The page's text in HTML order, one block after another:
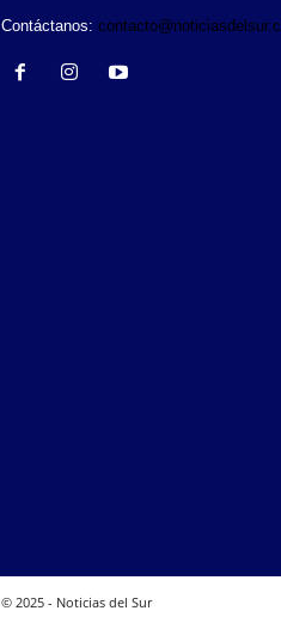
Contáctanos: contacto@noticiasdelsur.cl
© 2025 - Noticias del Sur